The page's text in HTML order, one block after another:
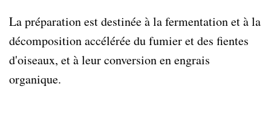
La préparation est destinée à la fermentation et à la
décomposition accélérée du fumier et des fientes
d'oiseaux, et à leur conversion en engrais
organique.